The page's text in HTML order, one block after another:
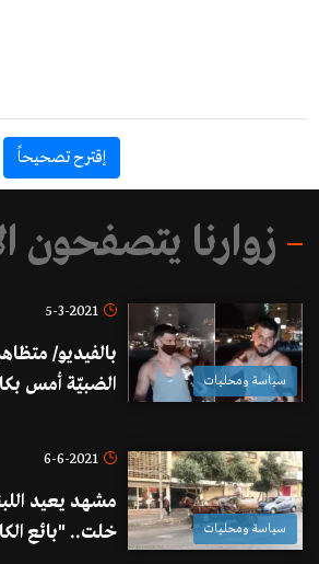
إقترح تصحيحاً
زوارنا يتصفحون
سياسة ومحليات
5-3-2021
بالفيديو/
الضبيّة أمس
يتظاهر.. رح
سياسة ومحليات
6-6-2021
مشهد يعيد
خلت.. "بائع